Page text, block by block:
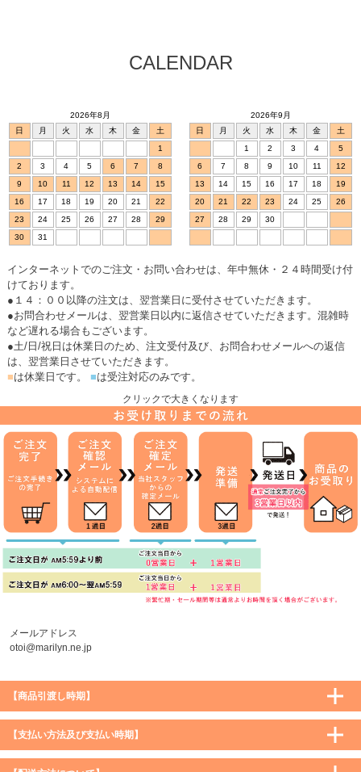
CALENDAR
2026年8月
日
月 火 水 木 金
土
1
2
3 4 5 6 7
8
9
10 11 12 13 14
15
16
17 18 19 20 21
22
23
24 25 26 27 28
29
30
31
2026年9月
日
月 火 水 木 金
土
1
2 3 4
5
6
7 8 9 10 11
12
13
14 15 16 17 18
19
20
21 22 23 24 25
26
27
28 29 30
インターネットでのご注文・お問い合わせは、年中無休・２４時間受け付
けております。
●１４：００以降の注文は、翌営業日に受付させていただきます。
●お問合わせメールは、翌営業日以内に返信させていただきます。混雑時
など遅れる場合もございます。
●土/日/祝日は休業日のため、注文受付及び、お問合わせメールへの返信
は、翌営業日させていただきます。
■は休業日です。 ■は受注対応のみです。
クリックで大きくなります
メールアドレス
otoi@marilyn.ne.jp
【商品引渡し時期】
【支払い方法及び支払い時期】